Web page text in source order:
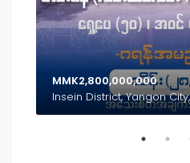
MMK2,800,000,000
Insein District, Yangon